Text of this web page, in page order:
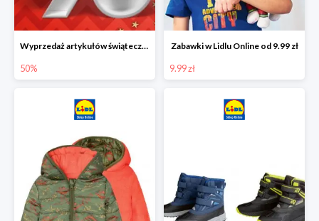
Wyprzedaż artykułów świątecznych w Lidlu Online
50%
Zabawki w Lidlu Online od 9.99 zł
9.99 zł